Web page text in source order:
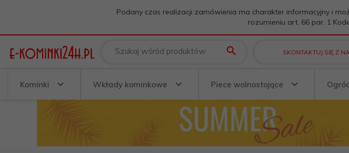
Podany czas realizacji zamówienia ma charakter informacyjny i
rozumieniu art. 66 par. 1
Szukaj wśród produktów SKONTAKTUJ SIĘ Z
Kominki Wkłady kominkowe Piece wolnostojące